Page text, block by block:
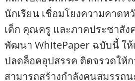
นักเรียน เชื่อมโยงความคาดห
เด็ก คุณครู และภาคประชาสัง
พัฒนา WhitePaper ฉบับนี้ ให้
ปลดล็อคอุปสรรค ติดจรวดให้
สามารถสร้างกำลังคนสมรรถ